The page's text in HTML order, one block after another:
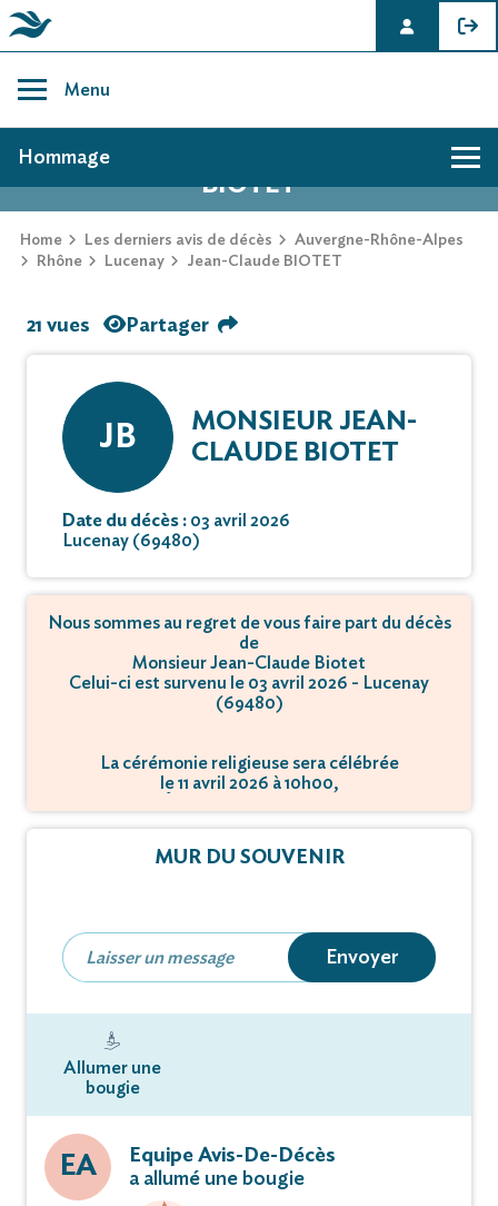
content
Menu
AVIS DE DÉCÈS DE JEAN-CLAUDE
BIOTET
Home Les derniers avis de décès
Auvergne-Rhône-Alpes
Rhône
Lucenay Jean-Claude BIOTET
Hommage
21 vues Partager
JB
MONSIEUR JEAN-
CLAUDE BIOTET
Date du décès : 03 avril 2026
Lucenay (69480)
Nous sommes au regret de vous faire part du décès
de
Monsieur Jean-Claude Biotet
Celui-ci est survenu le 03 avril 2026 - Lucenay
(69480)
La cérémonie religieuse sera célébrée
le 11 avril 2026 à 10h00,
MUR DU SOUVENIR
Envoyer
Allumer une
bougie
EA
Equipe Avis-De-Décès
a allumé une bougie